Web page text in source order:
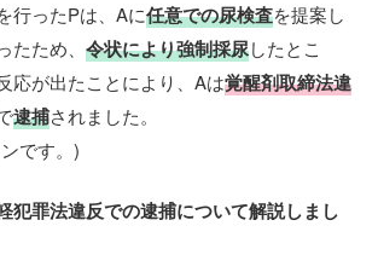
行ったPは、Aに任意での尿検査を提案し
たため、令状により強制採尿したとこ
応が出たことにより、Aは覚醒剤取締法違
逮捕されました。
です。)
犯罪法違反での逮捕について解説しまし